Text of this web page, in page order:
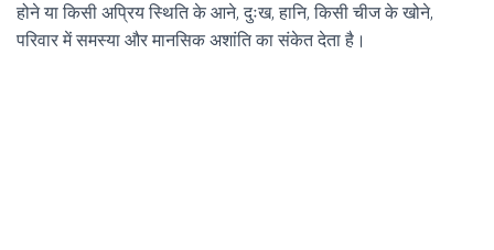
होने या किसी अप्रिय स्थिति के आने, दुःख, हानि, किसी चीज के खोने,
परिवार में समस्या और मानसिक अशांति का संकेत देता है।